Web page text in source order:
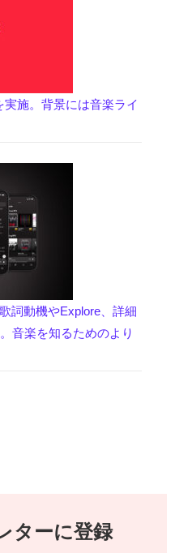
施。背景には音楽ライ
詞動機やExplore、詳細
音楽を知るためのより
ターに登録